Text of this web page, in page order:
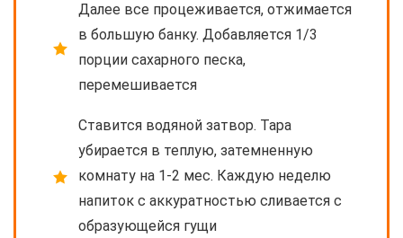
Далее все процеживается, отжимается
в большую банку. Добавляется 1/3
порции сахарного песка,
перемешивается
Ставится водяной затвор. Тара
убирается в теплую, затемненную
комнату на 1-2 мес. Каждую неделю
напиток с аккуратностью сливается с
образующейся гущи